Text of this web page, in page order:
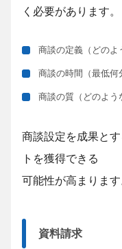
く必要があります。
商談の定義（どのよ
商談の時間（最低何
商談の質（どのよう
商談設定を成果と
トを獲得できる
可能性が高まります
資料請求